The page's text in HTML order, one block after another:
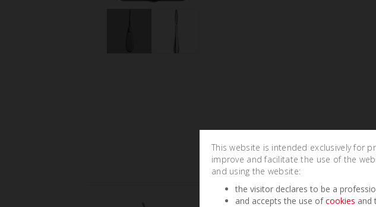
This website is intended exclusively for
improve and facilitate the use of the
and using the website:
the visitor declares to be a
and accepts the use ofcookies and